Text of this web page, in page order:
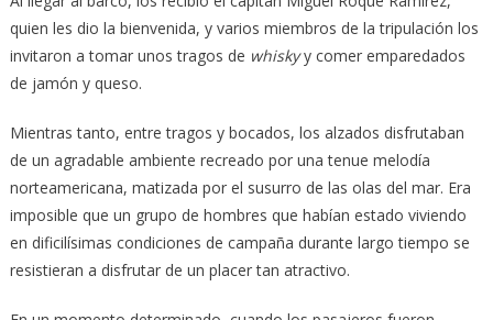
quien les dio la bienvenida, y varios miembros de la tripulación los
invitaron a tomar unos tragos de whiskyy comer emparedados
de jamón y queso.
Mientras tanto, entre tragos y bocados, los alzados disfrutaban
de un agradable ambiente recreado por una tenue melodía
norteamericana, matizada por el susurro de las olas del mar. Era
imposible que un grupo de hombres que habían estado viviendo
en dificilísimas condiciones de campaña durante largo tiempo se
resistieran a disfrutar de un placer tan atractivo.